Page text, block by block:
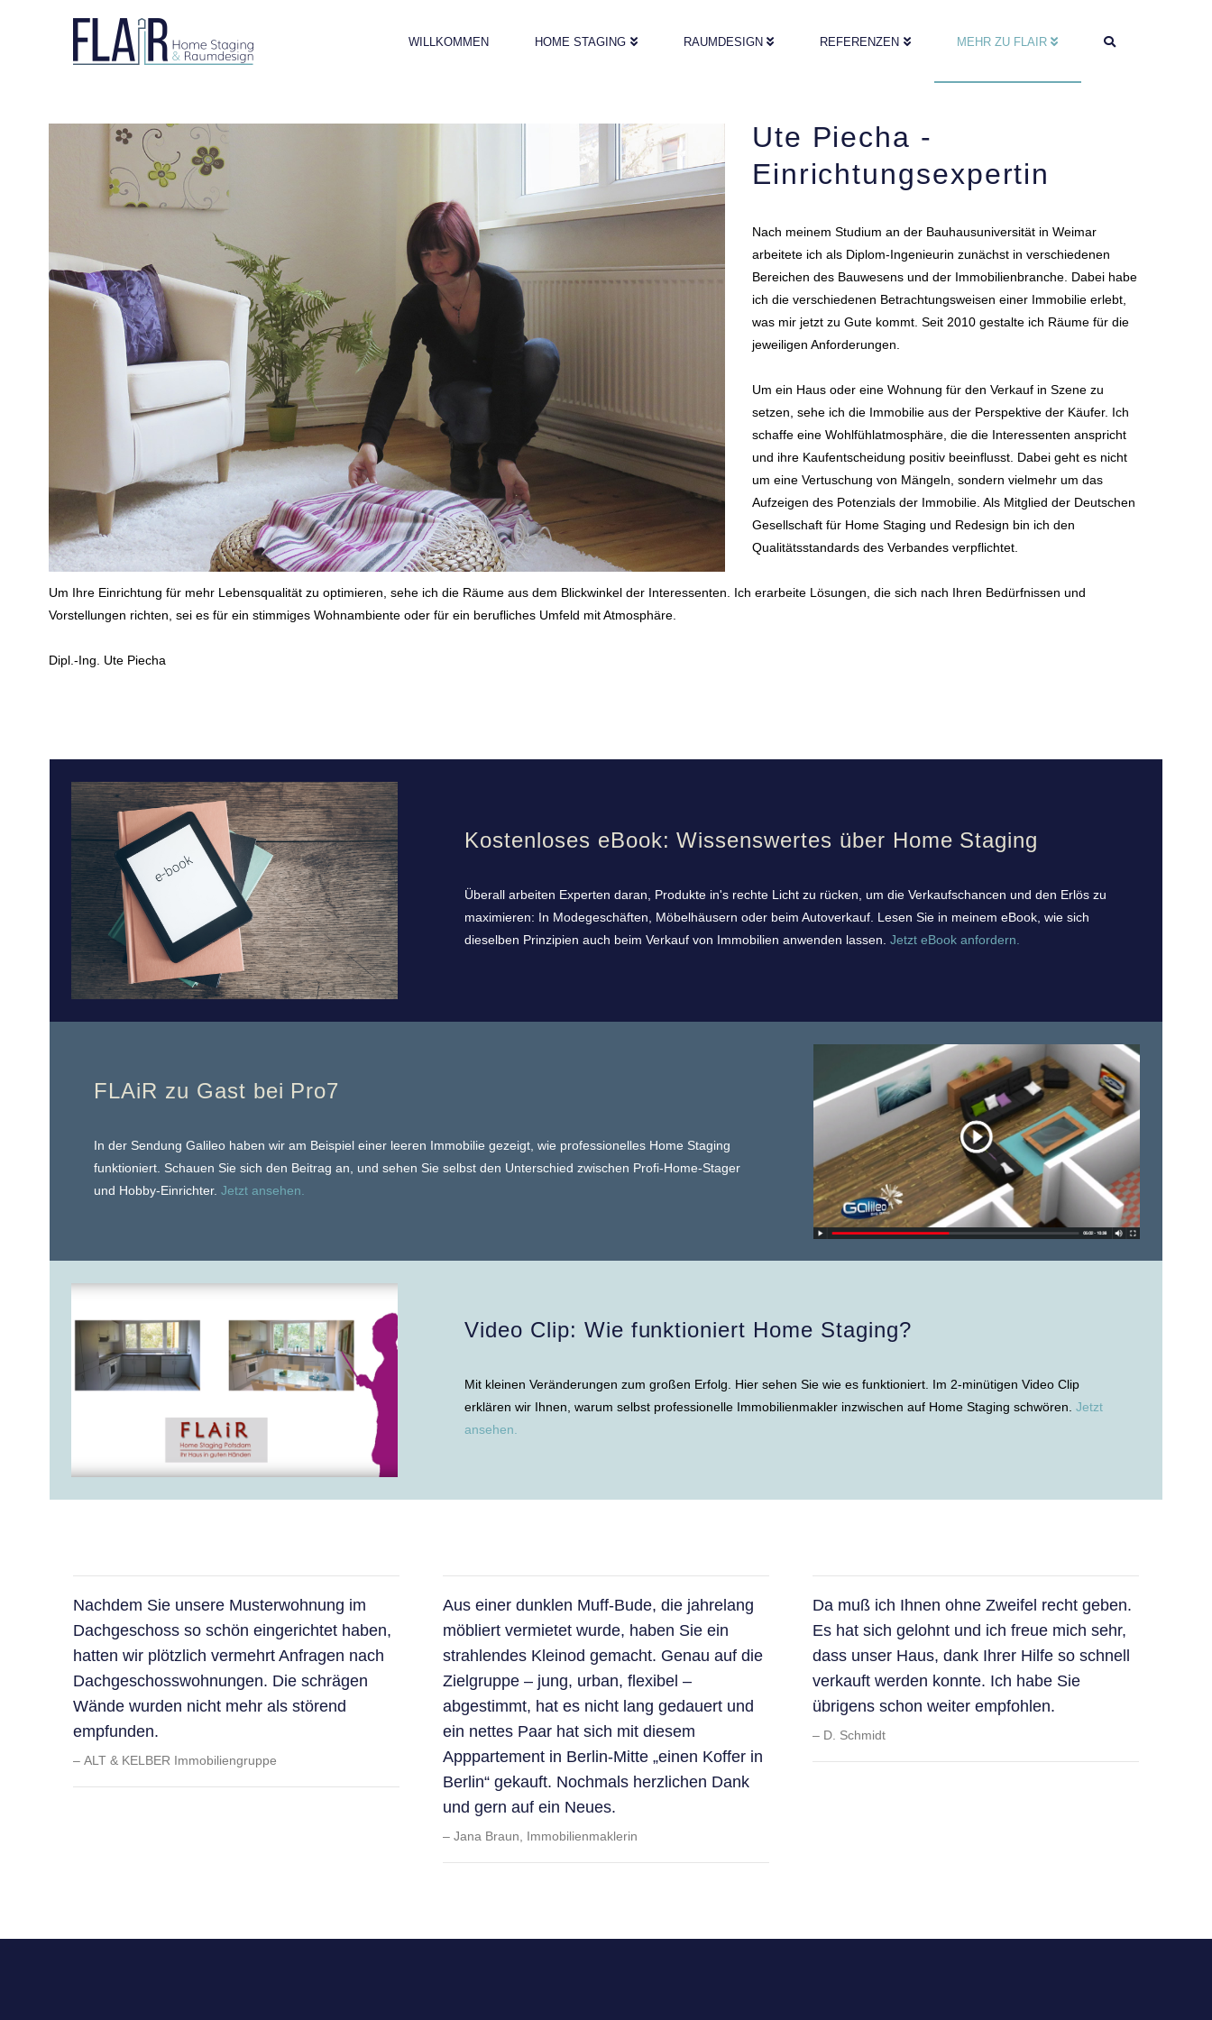
WILLKOMMEN HOME STAGING RAUMDESIGN REFERENZEN MEHR ZU FLAIR
Ute Piecha -
Einrichtungsexpertin
Nach meinem Studium an der Bauhausuniversität in Weimar
arbeitete ich als Diplom-Ingenieurin zunächst in verschiedenen
Bereichen des Bauwesens und der Immobilienbranche. Dabei habe
ich die verschiedenen Betrachtungsweisen einer Immobilie erlebt,
was mir jetzt zu Gute kommt. Seit 2010 gestalte ich Räume für die
jeweiligen Anforderungen.
Um ein Haus oder eine Wohnung für den Verkauf in Szene zu
setzen, sehe ich die Immobilie aus der Perspektive der Käufer. Ich
schaffe eine Wohlfühlatmosphäre, die die Interessenten anspricht
und ihre Kaufentscheidung positiv beeinflusst. Dabei geht es nicht
um eine Vertuschung von Mängeln, sondern vielmehr um das
Aufzeigen des Potenzials der Immobilie. Als Mitglied der Deutschen
Gesellschaft für Home Staging und Redesign bin ich den
Qualitätsstandards des Verbandes verpflichtet.
Um Ihre Einrichtung für mehr Lebensqualität zu optimieren, sehe ich die Räume aus dem Blickwinkel der Interessenten. Ich erarbeite Lösungen, die sich nach Ihren Bedürfnissen und
Vorstellungen richten, sei es für ein stimmiges Wohnambiente oder für ein berufliches Umfeld mit Atmosphäre.
Dipl.-Ing. Ute Piecha
Kostenloses eBook: Wissenswertes über Home Staging
Überall arbeiten Experten daran, Produkte in's rechte Licht zu rücken, um die Verkaufschancen und den Erlös zu
maximieren: In Modegeschäften, Möbelhäusern oder beim Autoverkauf. Lesen Sie in meinem eBook, wie sich
dieselben Prinzipien auch beim Verkauf von Immobilien anwenden lassen.Jetzt eBook anfordern.
FLAiR zu Gast bei Pro7
In der Sendung Galileo haben wir am Beispiel einer leeren Immobilie gezeigt, wie professionelles Home Staging
funktioniert. Schauen Sie sich den Beitrag an, und sehen Sie selbst den Unterschied zwischen Profi-Home-Stager
und Hobby-Einrichter.Jetzt ansehen.
Video Clip: Wie funktioniert Home Staging?
Mit kleinen Veränderungen zum großen Erfolg. Hier sehen Sie wie es funktioniert. Im 2-minütigen Video Clip
erklären wir Ihnen, warum selbst professionelle Immobilienmakler inzwischen auf Home Staging schwören.Jetzt
ansehen.
Nachdem Sie unsere Musterwohnung im
Dachgeschoss so schön eingerichtet haben,
hatten wir plötzlich vermehrt Anfragen nach
Dachgeschosswohnungen. Die schrägen
Wände wurden nicht mehr als störend
empfunden.
ALT & KELBER Immobiliengruppe
Aus einer dunklen Muff-Bude, die jahrelang
möbliert vermietet wurde, haben Sie ein
strahlendes Kleinod gemacht. Genau auf die
Zielgruppe – jung, urban, flexibel –
abgestimmt, hat es nicht lang gedauert und
ein nettes Paar hat sich mit diesem
Apppartement in Berlin-Mitte „einen Koffer in
Berlin“ gekauft. Nochmals herzlichen Dank
und gern auf ein Neues.
Jana Braun, Immobilienmaklerin
Da muß ich Ihnen ohne Zweifel recht geben.
Es hat sich gelohnt und ich freue mich sehr,
dass unser Haus, dank Ihrer Hilfe so schnell
verkauft werden konnte. Ich habe Sie
übrigens schon weiter empfohlen.
D. Schmidt